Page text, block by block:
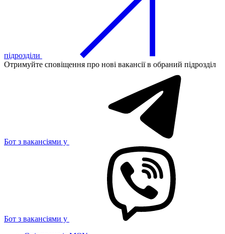
підрозділи
Отримуйте сповіщення про нові вакансії в обраний підрозділ
Бот з вакансіями у
Бот з вакансіями у